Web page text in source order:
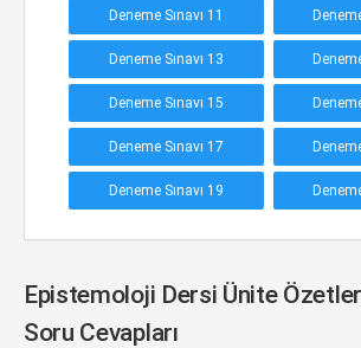
Deneme Sınavı 11
Deneme Sınavı 13
Deneme Sınavı 15
Deneme Sınavı 17
Deneme Sınavı 19
Epistemoloji Dersi Ünite
Soru Cevapları